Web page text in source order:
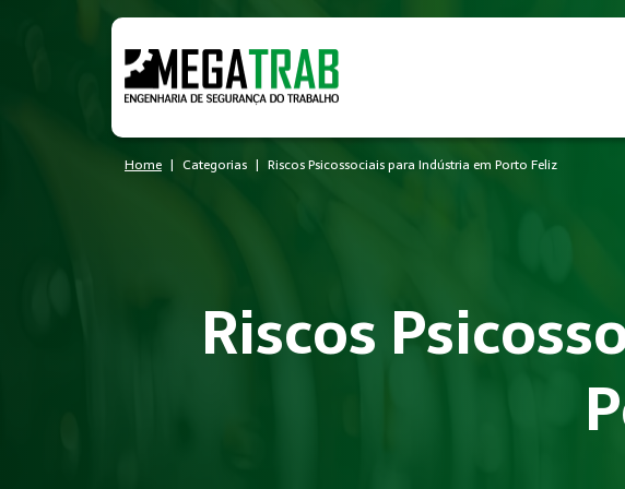
Home Categorias Riscos Psicossociais para Indústria em Porto Feliz
Riscos